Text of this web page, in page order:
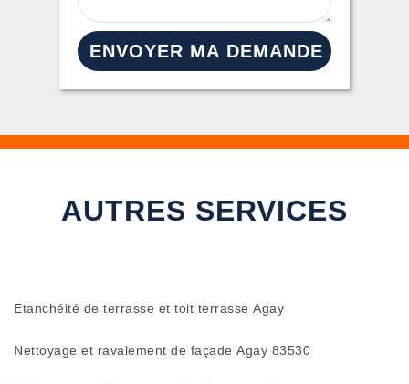
AUTRES SERVICES
Etanchéité de terrasse et toit terrasse Agay
Nettoyage et ravalement de façade Agay 83530